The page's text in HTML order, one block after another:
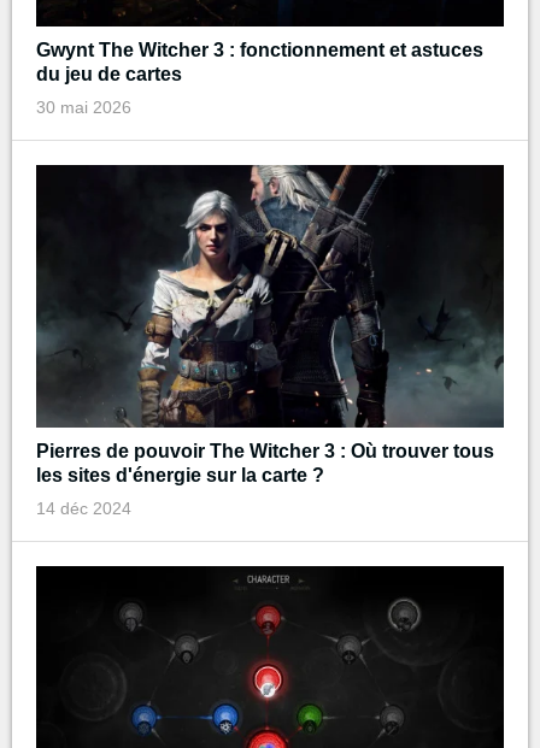
Gwynt The Witcher 3 : fonctionnement et astuces
du jeu de cartes
30 mai 2026
Pierres de pouvoir The Witcher 3 : Où trouver tous
les sites d'énergie sur la carte ?
14 déc 2024